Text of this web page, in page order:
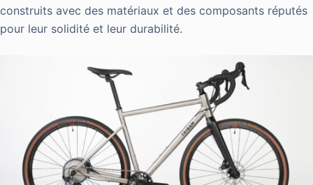
construits avec des matériaux et des composants réputés
pour leur solidité et leur durabilité.